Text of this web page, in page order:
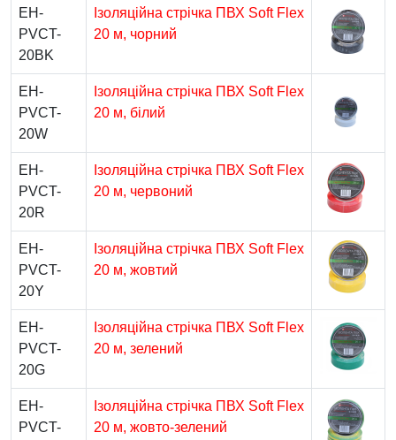
EH-
PVCT-
20BK
Ізоляційна стрічка ПВХ Soft Flex
20 м, чорний
EH-
PVCT-
20W
Ізоляційна стрічка ПВХ Soft Flex
20 м, білий
EH-
PVCT-
20R
Ізоляційна стрічка ПВХ Soft Flex
20 м, червоний
EH-
PVCT-
20Y
Ізоляційна стрічка ПВХ Soft Flex
20 м, жовтий
EH-
PVCT-
20G
Ізоляційна стрічка ПВХ Soft Flex
20 м, зелений
EH-
PVCT-
Ізоляційна стрічка ПВХ Soft Flex
20 м, жовто-зелений